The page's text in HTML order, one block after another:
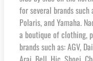
for several brands such
Polaris, and Yamaha.
a boutique of clothing,
brands such as: AGV,